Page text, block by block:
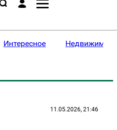
Интересное
11.05.2026, 21:46